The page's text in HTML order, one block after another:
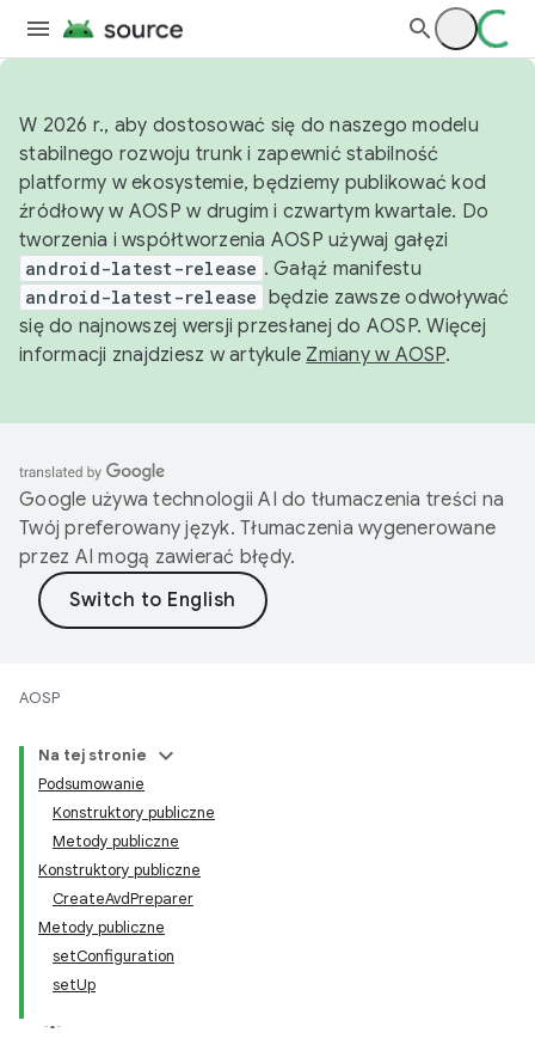
W 2026 r., aby dostosować się do naszego modelu
stabilnego rozwoju trunk i zapewnić stabilność
platformy w ekosystemie, będziemy publikować kod
źródłowy w AOSP w drugim i czwartym kwartale. Do
tworzenia i współtworzenia AOSP używaj gałęzi
android-latest-release . Gałąź manifestu
android-latest-release będzie zawsze odwoływać
się do najnowszej wersji przesłanej do AOSP. Więcej
informacji znajdziesz w artykule Zmiany w AOSP.
Google używa technologii AI do tłumaczenia treści na
Twój preferowany język. Tłumaczenia wygenerowane
przez AI mogą zawierać błędy.
AOSP
Na tej stronie
Podsumowanie
Konstruktory publiczne
Metody publiczne
Konstruktory publiczne
CreateAvdPreparer
Metody publiczne
setConfiguration
setUp